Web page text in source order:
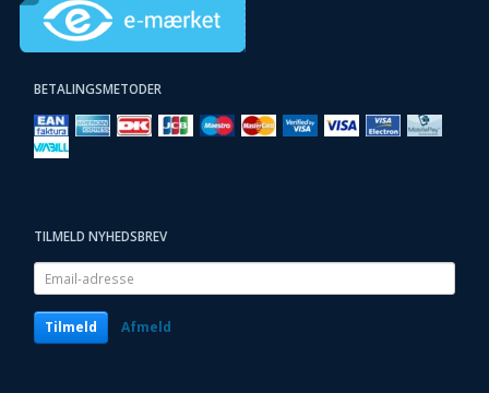
BETALINGSMETODER
TILMELD NYHEDSBREV
Email-
adresse
Tilmeld Afmeld